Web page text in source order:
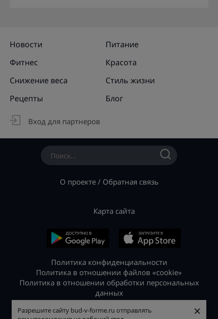
Разрешите сайту bud-v-forme.ru отправлять
×
Разрешите сайту bud-v-forme.ru отправлять
×
Новости
Питание
Фитнес
Красота
Снижение веса
Стиль жизни
Рецепты
Блог
Вход для партнеров
О проекте/ Обратная связь
Карта сайта
Политика конфиденциальности
Политика в отношении файлов «cookie»
Политика в отношении обработки персональных
данных
© 2026 «Будь в форме»